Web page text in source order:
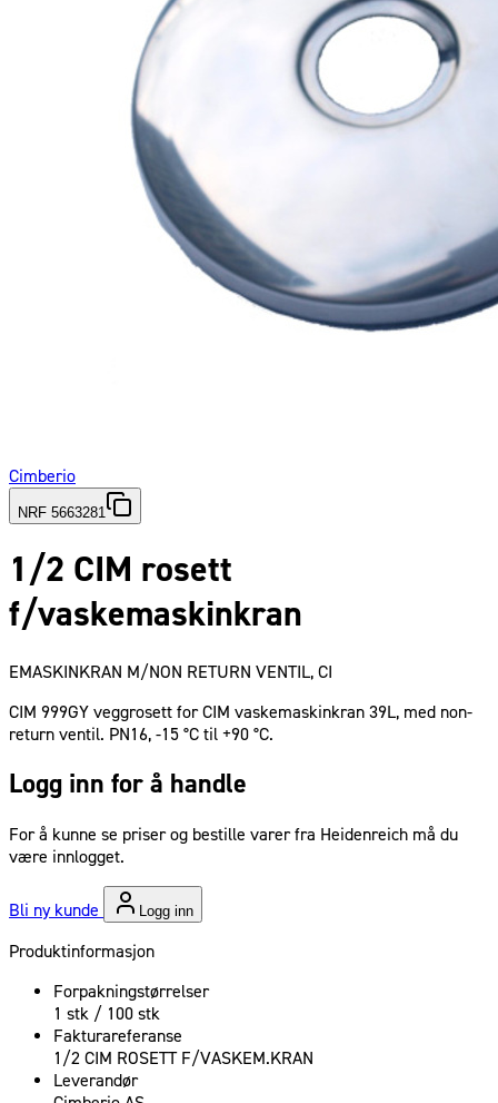
Cimberio
NRF 5663281
1/2 CIM rosett
f/vaskemaskinkran
EMASKINKRAN M/NON RETURN VENTIL, CI
CIM 999GY veggrosett for CIM vaskemaskinkran 39L, med non-
return ventil. PN16, -15 °C til +90 °C.
Logg inn for å handle
For å kunne se priser og bestille varer fra Heidenreich må du
være innlogget.
Bli ny kunde Logg inn
Produktinformasjon
Forpakningstørrelser
1 stk / 100 stk
Fakturareferanse
1/2 CIM ROSETT F/VASKEM.KRAN
Leverandør